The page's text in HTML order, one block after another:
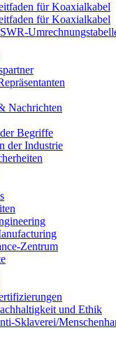
für Koaxialkabel
für Koaxialkabel
Nachrichten
Begriffe
der Industrie
Zentrum
und Ethik
Sklaverei/